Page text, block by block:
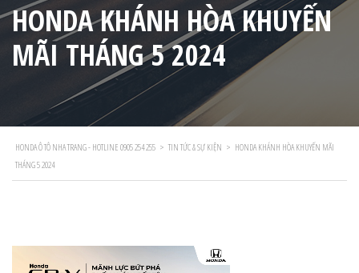
HONDA KHÁNH HÒA KHUYẾN
MÃI THÁNG 5 2024
HONDA Ô TÔ NHA TRANG - HOTLINE 0905 254 255 > TIN TỨC & SỰ KIỆN > HONDA KHÁNH HÒA KHUYẾN MÃI
THÁNG 5 2024